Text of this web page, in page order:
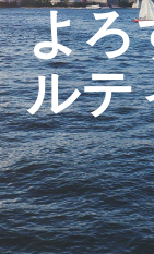
よろ
ルテ